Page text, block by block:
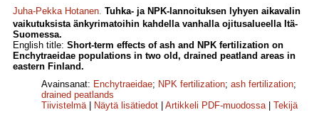
Juha-Pekka Hotanen. Tuhka- ja NPK-lannoituksen lyhyen aikavalin
vaikutuksista änkyrimatoihin kahdella vanhalla ojitusalueella Itä-
Suomessa.
English title: Short-term effects of ash and NPK fertilization on
Enchytraeidae populations in two old, drained peatland areas in
eastern Finland.
Avainsanat: Enchytraeidae; NPK fertilization; ash fertilization;
drained peatlands
Tiivistelmä| Näytä lisätiedot Artikkeli PDF-muodossa| Tekijä